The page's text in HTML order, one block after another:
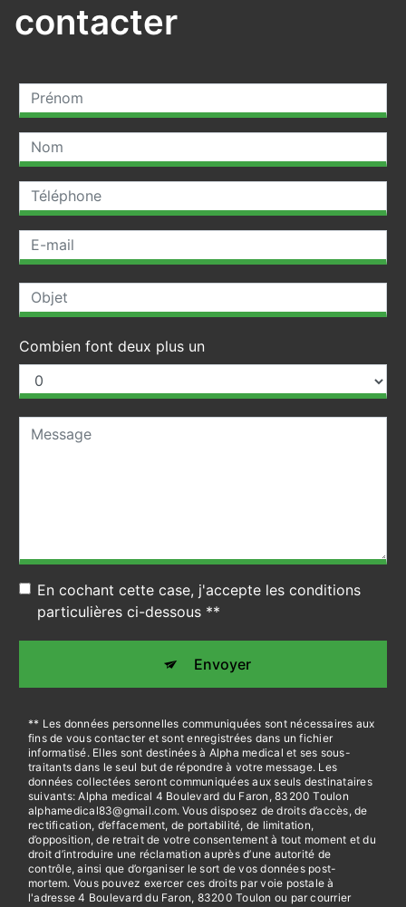
contacter
Combien font deux plus un
En cochant cette case, j'accepte les conditions
particulières ci-dessous **
Envoyer
** Les données personnelles communiquées sont nécessaires aux
fins de vous contacter et sont enregistrées dans un fichier
informatisé. Elles sont destinées à Alpha medical et ses sous-
traitants dans le seul but de répondre à votre message. Les
données collectées seront communiquées aux seuls destinataires
suivants: Alpha medical 4 Boulevard du Faron, 83200 Toulon
alphamedical83@gmail.com. Vous disposez de droits d’accès, de
rectification, d’effacement, de portabilité, de limitation,
d’opposition, de retrait de votre consentement à tout moment et du
droit d’introduire une réclamation auprès d’une autorité de
contrôle, ainsi que d’organiser le sort de vos données post-
mortem. Vous pouvez exercer ces droits par voie postale à
l'adresse 4 Boulevard du Faron, 83200 Toulon ou par courrier